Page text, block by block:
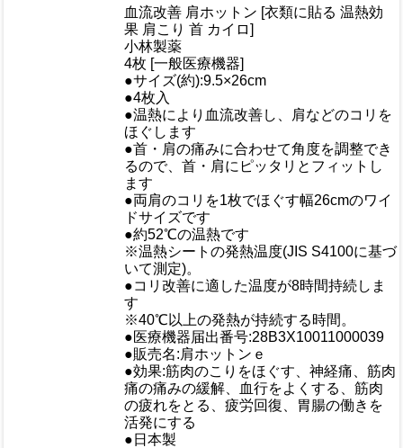
血流改善 肩ホットン [衣類に貼る 温熱効
果 肩こり 首 カイロ]
小林製薬
4枚 [一般医療機器]
●サイズ(約):9.5×26cm
●4枚入
●温熱により血流改善し、肩などのコリを
ほぐします
●首・肩の痛みに合わせて角度を調整でき
るので、首・肩にピッタリとフィットし
ます
●両肩のコリを1枚でほぐす幅26cmのワイ
ドサイズです
●約52℃の温熱です
※温熱シートの発熱温度(JIS S4100に基づ
いて測定)。
●コリ改善に適した温度が8時間持続しま
す
※40℃以上の発熱が持続する時間。
●医療機器届出番号:28B3X10011000039
●販売名:肩ホットンｅ
●効果:筋肉のこりをほぐす、神経痛、筋肉
痛の痛みの緩解、血行をよくする、筋肉
の疲れをとる、疲労回復、胃腸の働きを
活発にする
●日本製